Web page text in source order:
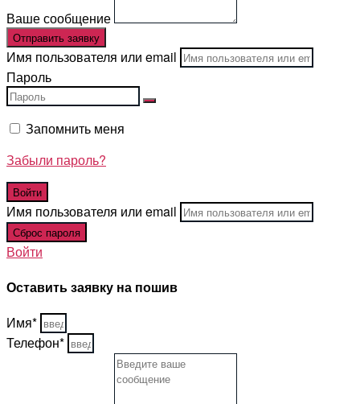
Ваше сообщение
Отправить заявку
Имя пользователя или email
Пароль
Запомнить меня
Забыли пароль?
Имя пользователя или email
Войти
Оставить заявку на пошив
Имя*
Телефон*